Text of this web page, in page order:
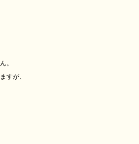
。
すが、